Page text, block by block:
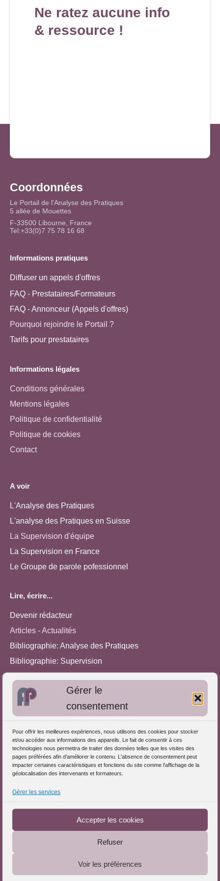
Gérer le
consentement
Pour offrir les meilleures expériences, nous utilisons des cookies pour stocker
et/ou accéder aux informations des appareils. Le fait de consentir à ces
technologies nous permettra de traiter des données telles que les visites des
pages préférées afin d'améliorer le contenu. L'absence de consentement peut
impacter certaines caractéristiques et fonctions du site comme l'affichage de la
géolocalisation des intervenants et formateurs.
Gérer les services
Accepter les cookies
Refuser
Voir les préférences
Ne ratez aucune info
& ressource !
Coordonnées
Le Portail de l'Analyse des Pratiques
5 allée de Mouettes
F-33500 Libourne, France
Tel:+33(0)7 75 78 16 68
Informations pratiques
Diffuser un appels d'offres
FAQ - Prestataires/Formateurs
FAQ - Annonceur (Appels d'offres)
Pourquoi rejoindre le Portail ?
Tarifs pour prestataires
Informations légales
Conditions générales
Mentions légales
Politique de confidentialité
Politique de cookies
Contact
A voir
L'Analyse des Pratiques
L'analyse des Pratiques en Suisse
La Supervision d'équipe
La Supervision en France
Le Groupe de parole pofessionnel
Lire, écrire...
Devenir rédacteur
Articles - Actualités
Bibliographie: Analyse des Pratiques
Bibliographie: Supervision
Approches de l'Analyse des pratiques
S'inscrire dans l'Annuaire
Publiez vos formations
Charte déontologique
Le Portail de l'Analyse des Pratiques © 2025 - Tous droits
Téléchargez le Guide